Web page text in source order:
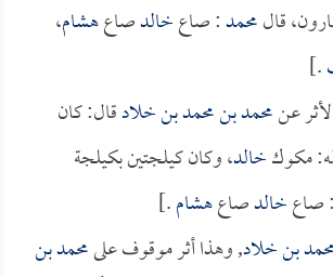
قالمحمد: صاعخالدصاعهشام،
.]
عنمحمد بن محمد بن خلادقال: كان
مكوكخالد، وكان كيلجتين بكيلجة
: صاعخالدصاعهشام.]
بن خلاد, وهذا أثر موقوف علىمحمد بن